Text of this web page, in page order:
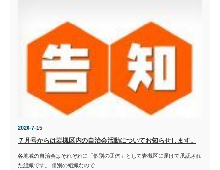
2026-7-15
７月号からは岩槻区内の自治会活動についてお知らせします。
各地域の自治会はそれぞれに「個別の団体」として岩槻区に届けて承認され
た組織です。 個別の組織なので…